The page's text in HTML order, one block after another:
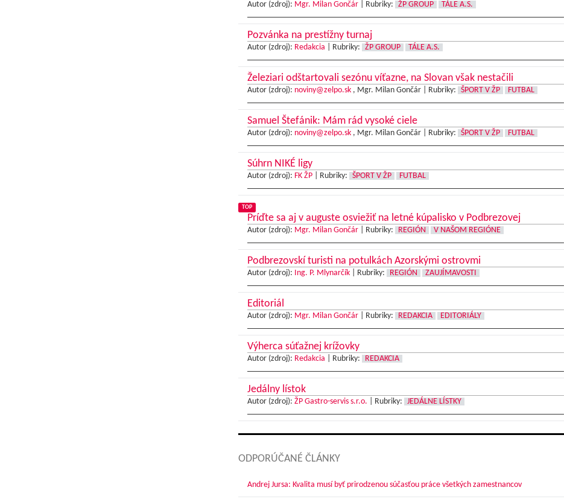
Autor (zdroj): Mgr. Milan Gončár| Rubriky: ŽP GROUP TÁLE A.S.
Pozvánka na prestížny turnaj
Autor (zdroj): Redakcia Rubriky: ŽP GROUP TÁLE A.S.
Železiari odštartovali sezónu víťazne, na Slovan však nestačili
Autor (zdroj): noviny@zelpo.sk, Mgr. Milan Gončár | Rubriky: ŠPORT V ŽP FUTBAL
Samuel Štefánik: Mám rád vysoké ciele
Autor (zdroj): noviny@zelpo.sk, Mgr. Milan Gončár | Rubriky: ŠPORT V ŽP FUTBAL
Súhrn NIKÉ ligy
Autor (zdroj): FK ŽP| Rubriky: ŠPORT V ŽP FUTBAL
TOP
Príďte sa aj v auguste osviežiť na letné kúpalisko v Podbrezovej
Autor (zdroj): Mgr. Milan Gončár| Rubriky: REGIÓN V NAŠOM REGIÓNE
Podbrezovskí turisti na potulkách Azorskými ostrovmi
Autor (zdroj): Ing. P. Mlynarčík| Rubriky: REGIÓN ZAUJÍMAVOSTI
Editoriál
Autor (zdroj): Mgr. Milan Gončár| Rubriky: REDAKCIA EDITORIÁLY
Výherca súťažnej krížovky
Autor (zdroj): Redakcia Rubriky: REDAKCIA
Jedálny lístok
Autor (zdroj): ŽP Gastro-servis s.r.o. Rubriky: JEDÁLNE LÍSTKY
ODPORÚČANÉ ČLÁNKY
Andrej Jursa: Kvalita musí byť prirodzenou súčasťou práce všetkých zamestnancov